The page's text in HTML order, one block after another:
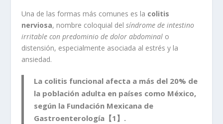
Una de las formas más comunes es la colitis
nerviosa, nombre coloquial del síndrome de intestino
irritable con predominio de dolor abdominalo
distensión, especialmente asociada al estrés y la
ansiedad.
La colitis funcional afecta a más del 20% de
la población adulta en países como México,
según la Fundación Mexicana de
Gastroenterología【1】.